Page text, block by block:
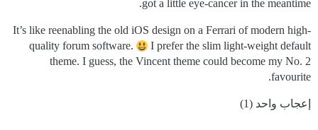
got a little eye-cancer in the meantime.
It’s like reenabling the old iOS design on a Ferrari of modern high-
quality forum software.
I prefer the slim light-weight default
theme. I guess, the Vincent theme could become my No. 2
favourite.
إعجاب واحد (1)